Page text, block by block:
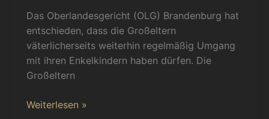
Das Oberlandesgericht (OLG) Brandenburg hat
entschieden, dass die Großeltern
väterlicherseits weiterhin regelmäßig Umgang
mit ihren Enkelkindern haben dürfen. Die
Großeltern
mit
ihren
Enkeln
Weiterlesen »